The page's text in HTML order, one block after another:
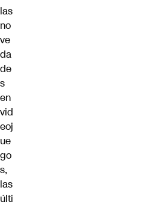
las
no
ve
da
de
s
en
vid
eoj
ue
go
s,
las
últi